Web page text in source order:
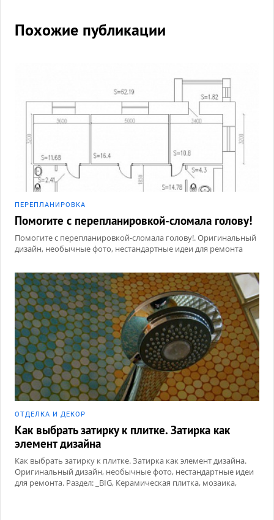
Похожие публикации
ПЕРЕПЛАНИРОВКА
Помогите с перепланировкой-сломала голову!
Помогите с перепланировкой-сломала голову!. Оригинальный
дизайн, необычные фото, нестандартные идеи для ремонта
ОТДЕЛКА И ДЕКОР
Как выбрать затирку к плитке. Затирка как
элемент дизайна
Как выбрать затирку к плитке. Затирка как элемент дизайна.
Оригинальный дизайн, необычные фото, нестандартные идеи
для ремонта. Раздел: _BIG, Керамическая плитка, мозаика,